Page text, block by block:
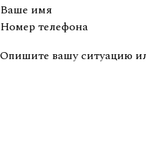
Ваше имя
Номер телефона
Опишите вашу ситуацию